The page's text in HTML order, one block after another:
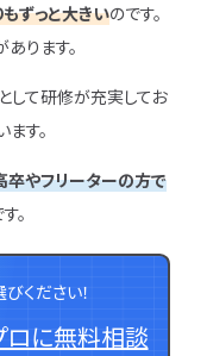
ずっと大きいのです。
ります。
して研修が充実してお
す。
卒やフリーターの方で
。
ください！
ロに無料相談